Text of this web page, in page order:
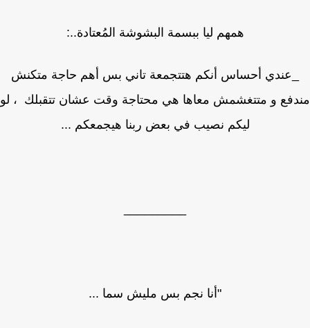
همهم ليا ببسمة البشوشة المُعتادة..:
أحساس أنكم هتتجمعة تاني بس أهم حاجة متكنش
و متتغشمش معاها هي محتاجة وقت عشان تتقبلك ، لو
ليكم نصيب في بعض ربنا هيجمعكم ...
"أنا نجم بس مليش سما ...